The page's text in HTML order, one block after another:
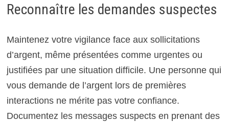
Reconnaître les demandes suspectes
Maintenez votre vigilance face aux sollicitations
d’argent, même présentées comme urgentes ou
justifiées par une situation difficile. Une personne qui
vous demande de l’argent lors de premières
interactions ne mérite pas votre confiance.
Documentez les messages suspects en prenant des